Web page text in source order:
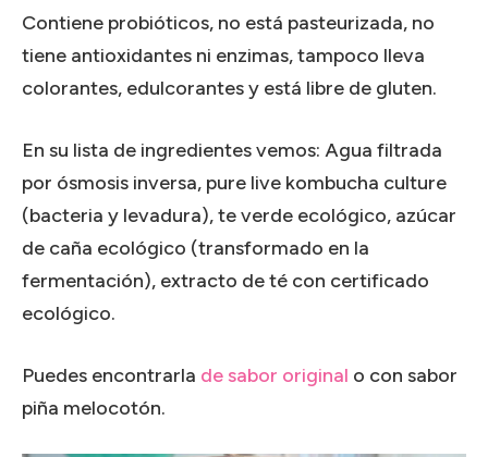
Contiene probióticos, no está pasteurizada, no
tiene antioxidantes ni enzimas, tampoco lleva
colorantes, edulcorantes y está libre de gluten.
En su lista de ingredientes vemos: Agua filtrada
por ósmosis inversa, pure live kombucha culture
(bacteria y levadura), te verde ecológico, azúcar
de caña ecológico (transformado en la
fermentación), extracto de té con certificado
ecológico.
Puedes encontrarla de sabor original o con sabor
piña melocotón.